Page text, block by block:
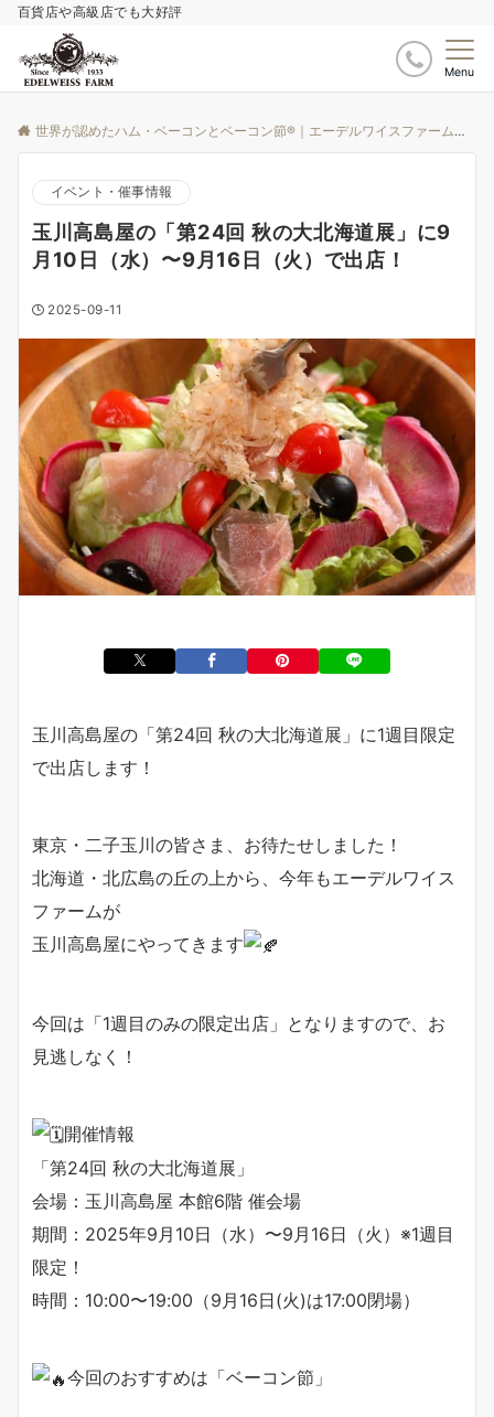
百貨店や高級店でも大好評
Menu
世界が認めたハム・ベーコンとベーコン節®｜エーデルワイスファーム
イベント・催事情報
玉川高島屋の「第24回 秋の大北海道展」に9
月10日（水）〜9月16日（火）で出店！
2025-09-11
玉川高島屋の「第24回 秋の大北海道展」に1週目限定
で出店します！
東京・二子玉川の皆さま、お待たせしました！
北海道・北広島の丘の上から、今年もエーデルワイス
ファームが
玉川高島屋にやってきます
今回は「1週目のみの限定出店」となりますので、お
見逃しなく！
開催情報
「第24回 秋の大北海道展」
会場：玉川高島屋 本館6階 催会場
期間：2025年9月10日（水）〜9月16日（火）※1週目
限定！
時間：10:00〜19:00（9月16日(火)は17:00閉場）
今回のおすすめは「ベーコン節」